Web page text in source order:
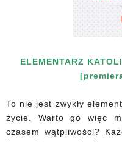
ELEMENTARZ
To nie jest zwykły
życie. Warto go więc
czasem wątpliwości?